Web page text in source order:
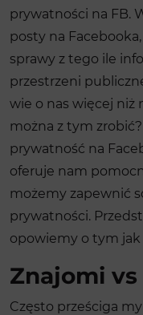
prywatności na FB.
posty na
sprawy z tego ile
przestrzeni
wie o nas więcej niż
można z tym
prywatność na
oferuje nam
możemy zapewnić
prywatności.
opowiemy o tym
Znajomi
Często prześciga